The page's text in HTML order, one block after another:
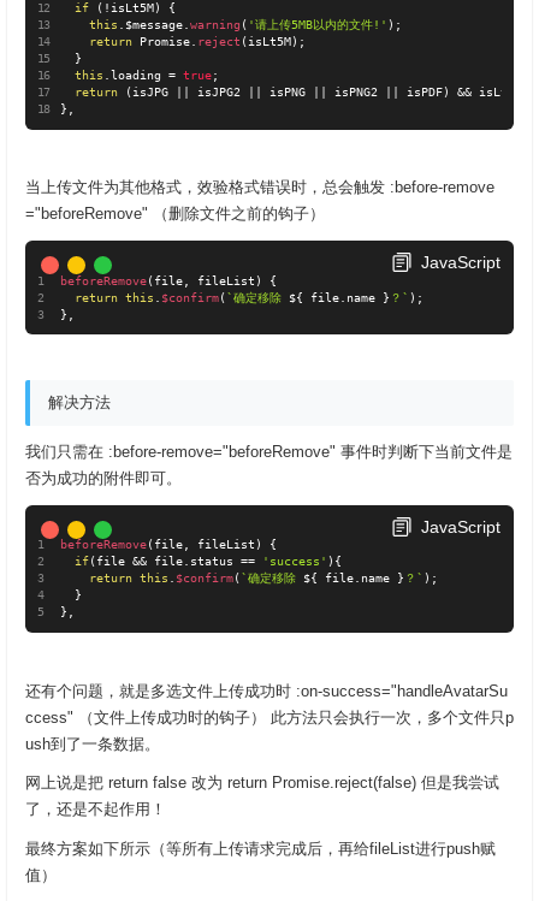
if
( ! isLt5M)
{
this
$message. warning ( '请上传5MB以内的文件!' ) ;
return Promise. reject ( isLt5M) ;
}
this
loading = true;
return
( isJPG isJPG2 isPNG isPNG2 isPDF) && isLt5M
}
当上传文件为其他格式，效验格式错误时，总会触发 :before-remove
="beforeRemove" （删除文件之前的钩子）
JavaScript
beforeRemove( file, fileList )
{
return this $confirm( `确定移除 ${ file. name } ？` ) ;
}
解决方法
我们只需在 :before-remove="beforeRemove" 事件时判断下当前文件是
否为成功的附件即可。
JavaScript
beforeRemove( file, fileList )
{
if( file && file. status == 'success' ) {
return this . $confirm( `确定移除 ${ file. name } ？` ) ;
}
} ,
还有个问题，就是多选文件上传成功时 :on-success="handleAvatarSu
ccess" （文件上传成功时的钩子） 此方法只会执行一次，多个文件只p
ush到了一条数据。
网上说是把 return false 改为 return Promise.reject(false) 但是我尝试
了，还是不起作用！
最终方案如下所示（等所有上传请求完成后，再给fileList进行push赋
值）